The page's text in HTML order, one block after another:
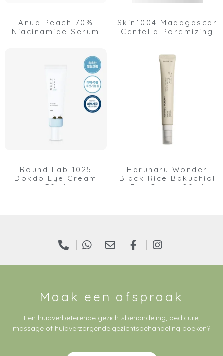
Anua Peach 70%
Niacinamide Serum
30ml
Skin1004 Madagascar
Centella Poremizing
Quick Clay Stick Mask
Round Lab 1025
Dokdo Eye Cream
30ml
Haruharu Wonder
Black Rice Bakuchiol
Eye Cream 20ml
Maak een afspraak
Een huidverbeterende gezichtsbehandeling, pedicure,
massage of huidverzorgende gezichtsbehandeling boeken?